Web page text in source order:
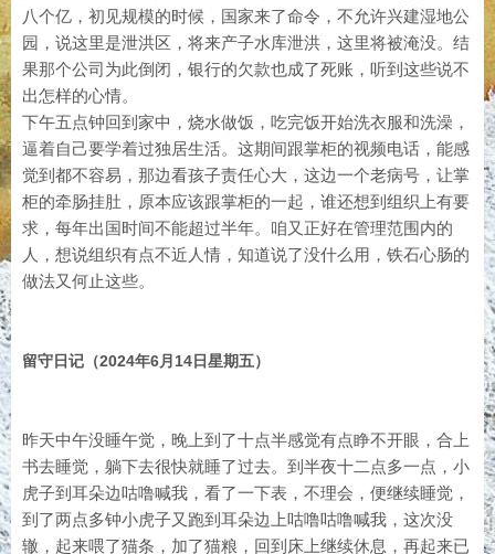
八个亿，初见规模的时候，国家来了命令，不允许兴建湿地公
园，说这里是泄洪区，将来产子水库泄洪，这里将被淹没。结
果那个公司为此倒闭，银行的欠款也成了死账，听到这些说不
出怎样的心情。
下午五点钟回到家中，烧水做饭，吃完饭开始洗衣服和洗澡，
逼着自己要学着过独居生活。这期间跟掌柜的视频电话，能感
觉到都不容易，那边看孩子责任心大，这边一个老病号，让掌
柜的牵肠挂肚，原本应该跟掌柜的一起，谁还想到组织上有要
求，每年出国时间不能超过半年。咱又正好在管理范围内的
人，想说组织有点不近人情，知道说了没什么用，铁石心肠的
做法又何止这些。
留守日记（2024年6月14日星期五）
昨天中午没睡午觉，晚上到了十点半感觉有点睁不开眼，合上
书去睡觉，躺下去很快就睡了过去。到半夜十二点多一点，小
虎子到耳朵边咕噜喊我，看了一下表，不理会，便继续睡觉，
到了两点多钟小虎子又跑到耳朵边上咕噜咕噜喊我，这次没
辙，起来喂了猫条，加了猫粮，回到床上继续休息，再起来已